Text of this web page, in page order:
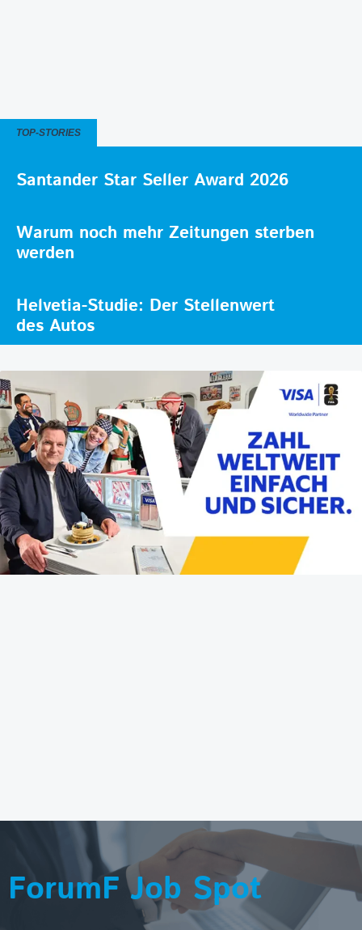
TOP-STORIES
Santander Star Seller Award 2026
Warum noch mehr Zeitungen sterben
werden
Helvetia-Studie: Der Stellenwert
des Autos
ForumF Job Spot